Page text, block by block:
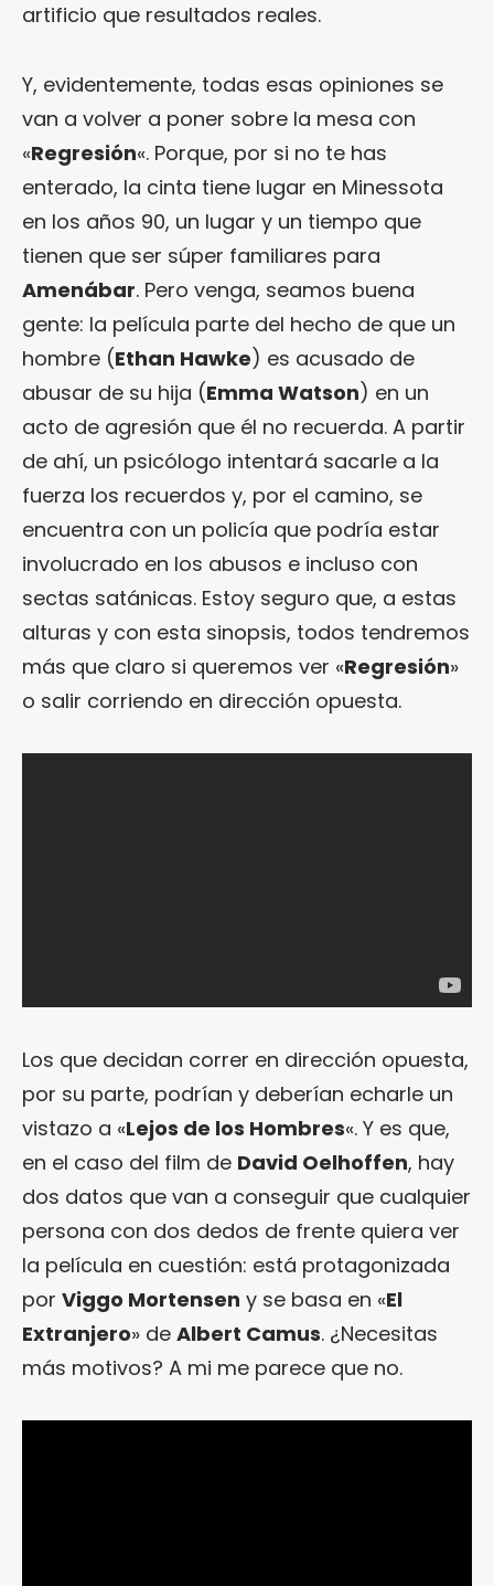
artificio que resultados reales.
Y, evidentemente, todas esas opiniones se
van a volver a poner sobre la mesa con
«Regresión«. Porque, por si no te has
enterado, la cinta tiene lugar en Minessota
en los años 90, un lugar y un tiempo que
tienen que ser súper familiares para
Amenábar. Pero venga, seamos buena
gente: la película parte del hecho de que un
hombre (Ethan Hawke) es acusado de
abusar de su hija (Emma Watson) en un
acto de agresión que él no recuerda. A partir
de ahí, un psicólogo intentará sacarle a la
fuerza los recuerdos y, por el camino, se
encuentra con un policía que podría estar
involucrado en los abusos e incluso con
sectas satánicas. Estoy seguro que, a estas
alturas y con esta sinopsis, todos tendremos
más que claro si queremos ver «Regresión»
o salir corriendo en dirección opuesta.
Los que decidan correr en dirección opuesta,
por su parte, podrían y deberían echarle un
vistazo a «Lejos de los Hombres«. Y es que,
en el caso del film de David Oelhoffen, hay
dos datos que van a conseguir que cualquier
persona con dos dedos de frente quiera ver
la película en cuestión: está protagonizada
por Viggo Mortensen y se basa en «El
Extranjero» de Albert Camus. ¿Necesitas
más motivos? A mi me parece que no.